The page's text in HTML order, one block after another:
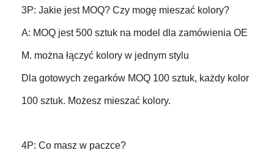
3P: Jakie jest MOQ? Czy mogę mieszać kolory?
A: MOQ jest 500 sztuk na model dla zamówienia OE
M. można łączyć kolory w jednym stylu
Dla gotowych zegarków MOQ 100 sztuk, każdy kolor
100 sztuk. Możesz mieszać kolory.
4P: Co masz w paczce?